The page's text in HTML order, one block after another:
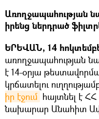
Առողջապահության
իրենց ներդրած
ԵՐԵՎԱՆ, 14
առողջապահության
է 14-օրյա
կրճատելու
իր էջում հայտնել է
նախարար Անահիտ